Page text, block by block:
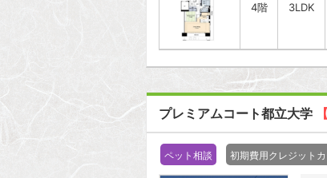
4階 3LDK
プレミアムコート都立大学
ペット相談 初期費用クレジット